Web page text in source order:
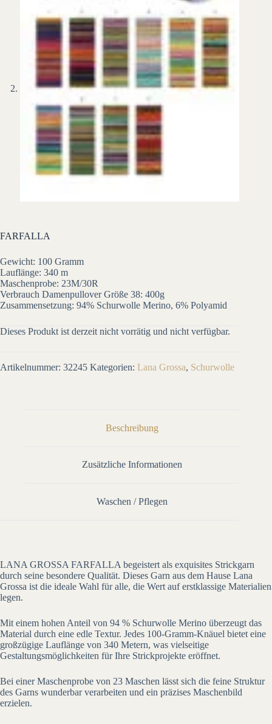
FARFALLA
Gewicht: 100 Gramm
Lauflänge: 340 m
Maschenprobe: 23M/30R
Verbrauch Damenpullover Größe 38: 400g
Zusammensetzung: 94% Schurwolle Merino, 6% Polyamid
Dieses Produkt ist derzeit nicht vorrätig und nicht verfügbar.
Artikelnummer: 32245 Kategorien: Lana Grossa, Schurwolle
Beschreibung
Zusätzliche Informationen
Waschen / Pflegen
LANA GROSSA FARFALLA begeistert als exquisites Strickgarn
durch seine besondere Qualität. Dieses Garn aus dem Hause Lana
Grossa ist die ideale Wahl für alle, die Wert auf erstklassige Materialien
legen.
Mit einem hohen Anteil von 94 % Schurwolle Merino überzeugt das
Material durch eine edle Textur. Jedes 100-Gramm-Knäuel bietet eine
großzügige Lauflänge von 340 Metern, was vielseitige
Gestaltungsmöglichkeiten für Ihre Strickprojekte eröffnet.
Bei einer Maschenprobe von 23 Maschen lässt sich die feine Struktur
des Garns wunderbar verarbeiten und ein präzises Maschenbild
erzielen.